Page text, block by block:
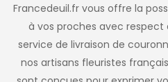
Francedeuil.fr vous offre la
à vos proches avec
service de livraison de
nos artisans fleuristes